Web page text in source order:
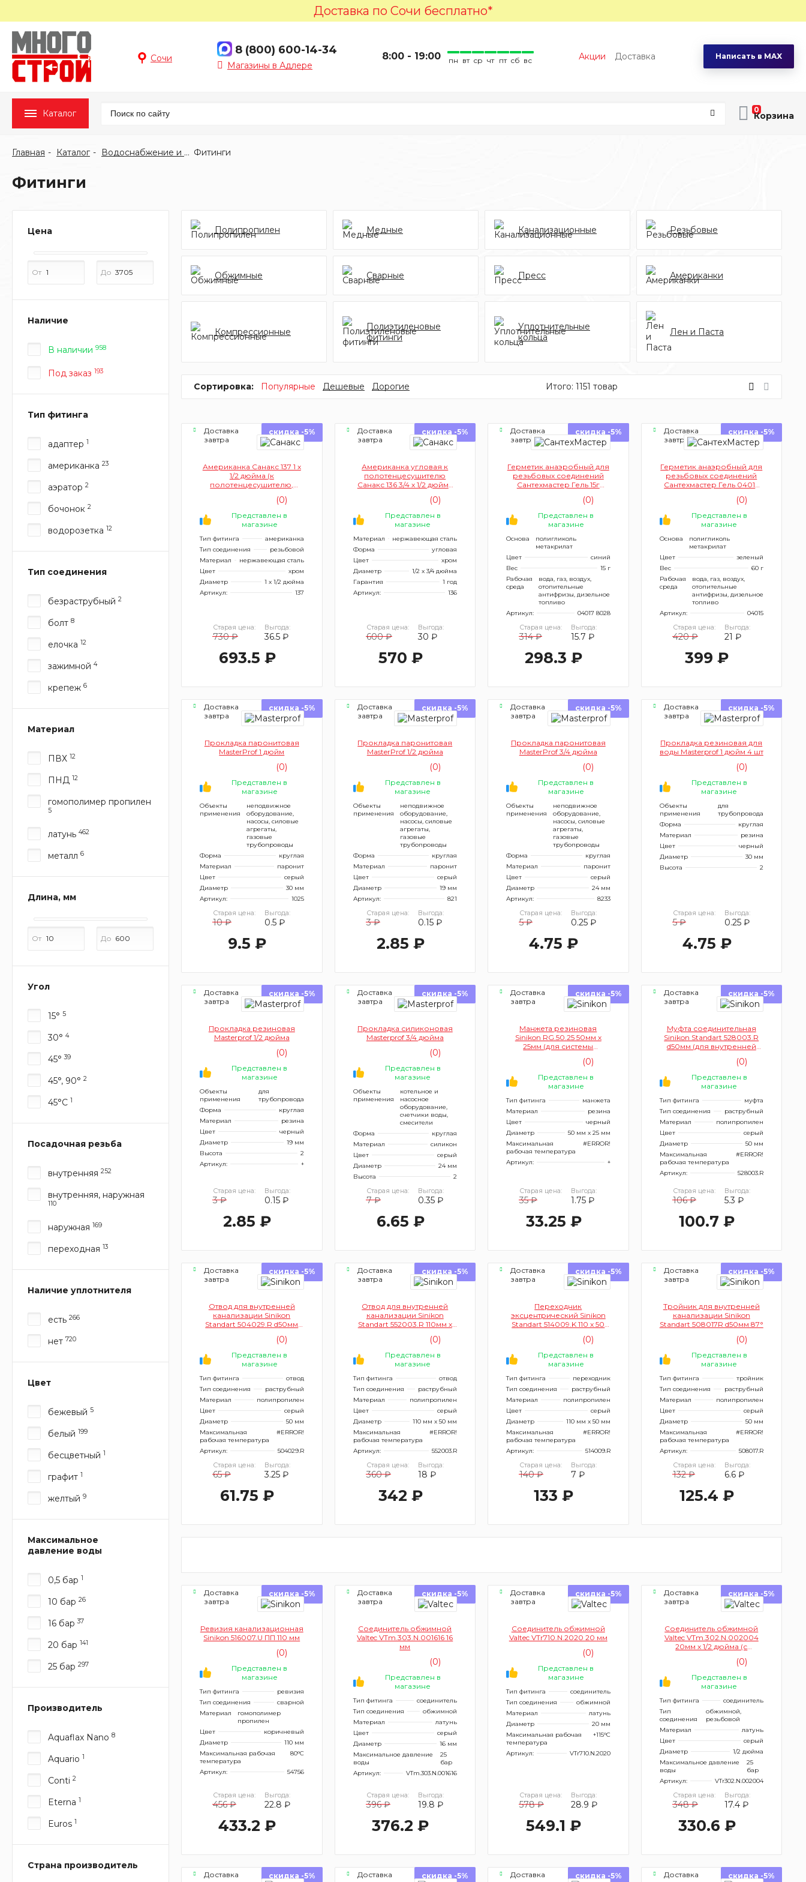
Доставка по Сочи бесплатно*
Сочи
8 (800) 600-14-34 Написать в MAX
Магазины в Адлере
8:00 - 19:00 пн вт ср чт пт сб вс Акции Доставка
Каталог 0
Главная Каталог Водоснабжение и отопление Фитинги
Фитинги
Цена
От До
Наличие
В наличии 958
Под заказ 193
Тип фитинга
адаптер 1
американка 23
аэратор 2
бочонок 2
водорозетка 12
Тип соединения
безраструбный 2
болт 8
елочка 12
зажимной 4
крепеж 6
Материал
ПВХ 12
ПНД 12
гомополимер пропилен
5
латунь 462
металл 6
Длина, мм
От До
Угол
15° 5
30° 4
45°39
45°, 90° 2
45°С 1
Посадочная резьба
внутренняя 252
внутренняя, наружная
110
наружная 169
переходная 13
Наличие уплотнителя
есть 266
нет 720
Цвет
бежевый 5
белый 199
бесцветный 1
графит 1
желтый 9
Максимальное
давление воды
0,5 бар 1
10 бар 26
16 бар37
20 бар 141
25 бар 297
Производитель
Aquaflax Nano 8
Aquario 1
Conti 2
Eterna 1
Euros 1
Страна производитель
Полипропилен Медные Канализационные Резьбовые
Обжимные Сварные Пресс Американки
Компрессионные
Полиэтиленовые
фитинги
Уплотнительные
кольца
Лен и Паста
Сортировка: Популярные Дешевые Дорогие Итого: 1151 товар
Доставка
завтра
скидка -5%
Американка Санакс 137 1 х
1/2 дюйма (к
полотенцесушителю,
гайка-штуцер)(0)
Представлен в
магазине
Тип фитинга
американка
Тип соединения
резьбовой
Материал
нержавеющая сталь
Цвет
хром
Диаметр
1 x 1/2 дюйма
Артикул:
137
Старая цена:
730 ₽
Выгода:
36.5 ₽
693.5 ₽
Доставка
завтра
скидка -5%
Американка угловая к
полотенцесушителю
Санакс 136 3/4 х 1/2 дюйма
(0)
Представлен в
магазине
Материал
нержавеющая сталь
Форма
угловая
Цвет
хром
Диаметр
1/2 x 3/4 дюйма
Гарантия
1 год
Артикул:
136
Старая цена:
600 ₽
Выгода:
30 ₽
570 ₽
Доставка
завтра
скидка -5%
Герметик анаэробный для
резьбовых соединений
Сантехмастер Гель 15г
(0)
Представлен в
магазине
Основа
полигликоль
метакрилат
Цвет
синий
Вес
15 г
Рабочая
среда
вода, газ, воздух,
отопительные
антифризы, дизельное
топливо
Артикул:
04017 8028
Старая цена:
314 ₽
Выгода:
15.7 ₽
298.3 ₽
Доставка
завтра
скидка -5%
Герметик анаэробный для
резьбовых соединений
Сантехмастер Гель 04015
(0)
Представлен в
магазине
Основа
полигликоль
метакрилат
Цвет
зеленый
Вес
60 г
Рабочая
среда
вода, газ, воздух,
отопительные
антифризы, дизельное
топливо
Артикул:
04015
Старая цена:
420 ₽
Выгода:
21 ₽
399 ₽
Доставка
завтра
скидка -5%
Прокладка паронитовая
MasterProf 1 дюйм
(0)
Представлен в
магазине
Объекты
применения
неподвижное
оборудование,
насосы, силовые
агрегаты,
газовые
трубопроводы
Форма
круглая
Материал
паронит
Цвет
серый
Диаметр
30 мм
Артикул:
1025
Старая цена:
10 ₽
Выгода:
0.5 ₽
9.5 ₽
Доставка
завтра
скидка -5%
Прокладка паронитовая
MasterProf 1/2 дюйма
(0)
Представлен в
магазине
Объекты
применения
неподвижное
оборудование,
насосы, силовые
агрегаты,
газовые
трубопроводы
Форма
круглая
Материал
паронит
Цвет
серый
Диаметр
19 мм
Артикул:
821
Старая цена:
3 ₽
Выгода:
0.15 ₽
2.85 ₽
Доставка
завтра
скидка -5%
Прокладка паронитовая
MasterProf 3/4 дюйма
(0)
Представлен в
магазине
Объекты
применения
неподвижное
оборудование,
насосы, силовые
агрегаты,
газовые
трубопроводы
Форма
круглая
Материал
паронит
Цвет
серый
Диаметр
24 мм
Артикул:
8233
Старая цена:
5 ₽
Выгода:
0.25 ₽
4.75 ₽
Доставка
завтра
скидка -5%
Прокладка резиновая для
воды Masterprof 1 дюйм 4 шт
(0)
Представлен в
магазине
Объекты
применения
для
трубопровода
Форма
круглая
Материал
резина
Цвет
черный
Диаметр
30 мм
Высота
2
Старая цена:
5 ₽
Выгода:
0.25 ₽
4.75 ₽
Доставка
завтра
скидка -5%
Прокладка резиновая
Masterprof 1/2 дюйма
(0)
Представлен в
магазине
Объекты
применения
для
трубопровода
Форма
круглая
Материал
резина
Цвет
черный
Диаметр
19 мм
Высота
2
Артикул:
+
Старая цена:
3 ₽
Выгода:
0.15 ₽
2.85 ₽
Доставка
завтра
скидка -5%
Прокладка силиконовая
Masterprof 3/4 дюйма
(0)
Представлен в
магазине
Объекты
применения
котельное и
насосное
оборудование,
счетчики воды,
смесители
Форма
круглая
Материал
силикон
Цвет
серый
Диаметр
24 мм
Высота
2
Старая цена:
7 ₽
Выгода:
0.35 ₽
6.65 ₽
Доставка
завтра
скидка -5%
Манжета резиновая
Sinikon RG.50.25 50мм х
25мм (для системы
(0)
Представлен в
магазине
Тип фитинга
манжета
Материал
резина
Цвет
черный
Диаметр
50 мм x 25 мм
Максимальная
рабочая температура
#ERROR!
Артикул: +
Старая цена:
35 ₽
Выгода:
1.75 ₽
33.25 ₽
Доставка
завтра
скидка -5%
Муфта соединительная
Sinikon Standart 528003.R
d50мм (для внутренней
(0)
Представлен в
магазине
Тип фитинга
муфта
Тип соединения
раструбный
Материал
полипропилен
Цвет
серый
Диаметр
50 мм
Максимальная
рабочая температура
#ERROR!
Артикул: 528003.R
Старая цена:
106 ₽
Выгода:
5.3 ₽
100.7 ₽
Доставка
завтра
скидка -5%
Отвод для внутренней
канализации Sinikon
Standart 504029.R d50мм
(0)
Представлен в
магазине
Тип фитинга
отвод
Тип соединения
раструбный
Материал
полипропилен
Цвет
серый
Диаметр
50 мм
Максимальная
рабочая температура
#ERROR!
Артикул: 504029.R
Старая цена:
65 ₽
Выгода:
3.25 ₽
61.75 ₽
Доставка
завтра
скидка -5%
Отвод для внутренней
канализации Sinikon
Standart 552003.R 110мм х
(0)
Представлен в
магазине
Тип фитинга
отвод
Тип соединения
раструбный
Материал
полипропилен
Цвет
серый
Диаметр
110 мм x 50 мм
Максимальная
рабочая температура
#ERROR!
Артикул: 552003.R
Старая цена:
360 ₽
Выгода:
18 ₽
342 ₽
Доставка
завтра
скидка -5%
Переходник
эксцентрический Sinikon
Standart 514009.K 110 x 50
канализации)(0)
Представлен в
магазине
Тип фитинга
переходник
Тип соединения
раструбный
Материал
полипропилен
Цвет
серый
Диаметр
110 мм x 50 мм
Максимальная
рабочая температура
#ERROR!
Артикул: 514009.R
Старая цена:
140 ₽
Выгода:
7 ₽
133 ₽
Доставка
завтра
скидка -5%
Тройник для внутренней
канализации Sinikon
Standart 508017R d50мм 87°
(0)
Представлен в
магазине
Тип фитинга
тройник
Тип соединения
раструбный
Материал
полипропилен
Цвет
серый
Диаметр
50 мм
Максимальная
рабочая температура
#ERROR!
Артикул: 508017.R
Старая цена:
132 ₽
Выгода:
6.6 ₽
125.4 ₽
Доставка
завтра
скидка -5%
Ревизия канализационная
Sinikon 516007.U ПП 110 мм
(0)
Представлен в
магазине
Тип фитинга
ревизия
Тип соединения
сварной
Материал
гомополимер
пропилен
Цвет
коричневый
Диаметр
110 мм
Максимальная рабочая
температура
80°С
Артикул: 54756
Старая цена:
456 ₽
Выгода:
22.8 ₽
433.2 ₽
Доставка
завтра
скидка -5%
Соединитель обжимной
Valtec VTm.303.N.001616 16
мм
(0)
Представлен в
магазине
Тип фитинга
соединитель
Тип соединения
обжимной
Материал
латунь
Цвет
серый
Диаметр
16 мм
Максимальное давление
воды
25
бар
Артикул:
VTm.303.N.001616
Старая цена:
396 ₽
Выгода:
19.8 ₽
376.2 ₽
Доставка
завтра
скидка -5%
Соединитель обжимной
Valtec VTr710.N.2020 20 мм
(0)
Представлен в
магазине
Тип фитинга
соединитель
Тип соединения
обжимной
Материал
латунь
Диаметр
20 мм
Максимальная рабочая
температура
+115°С
Артикул: VTr710.N.2020
Старая цена:
578 ₽
Выгода:
28.9 ₽
549.1 ₽
Доставка
завтра
скидка -5%
Соединитель обжимной
Valtec VTm.302.N.002004
20мм х 1/2 дюйма (с
внутреннюю резьбу)
(0)
Представлен в
магазине
Тип фитинга
соединитель
Тип
соединения
обжимной,
резьбовой
Материал
латунь
Цвет
серый
Диаметр
1/2 дюйма
Максимальное давление
воды
25
бар
Артикул:
VTr302.N.002004
Старая цена:
348 ₽
Выгода:
17.4 ₽
330.6 ₽
Доставка
скидка -5%
Доставка
скидка -5%
Доставка
скидка -5%
Доставка
скидка -5%